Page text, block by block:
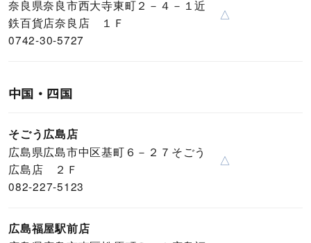
奈良県奈良市西大寺東町２－４－１近
鉄百貨店奈良店 １Ｆ
0742-30-5727
△
中国・四国
そごう広島店
広島県広島市中区基町６－２７そごう
広島店 ２Ｆ
082-227-5123
△
広島福屋駅前店